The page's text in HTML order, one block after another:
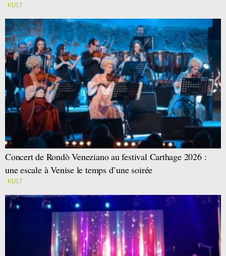
KULT
Concert de Rondò Veneziano au festival Carthage 2026 :
une escale à Venise le temps d’une soirée
KULT